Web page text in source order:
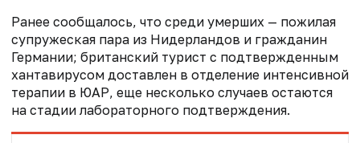
Ранее сообщалось, что среди умерших — пожилая
супружеская пара из Нидерландов и гражданин
Германии; британский турист с подтвержденным
хантавирусом доставлен в отделение интенсивной
терапии в ЮАР, еще несколько случаев остаются
на стадии лабораторного подтверждения.